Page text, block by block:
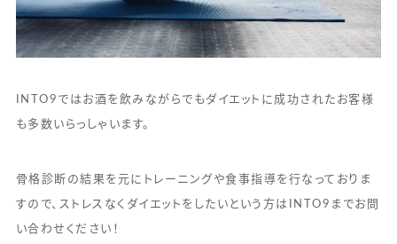
INTO9ではお酒を飲みながらでもダイエットに成功されたお客様
も多数いらっしゃいます。
骨格診断の結果を元にトレーニングや食事指導を行なっておりま
すので、ストレスなくダイエットをしたいという方はINTO9までお問
い合わせください！